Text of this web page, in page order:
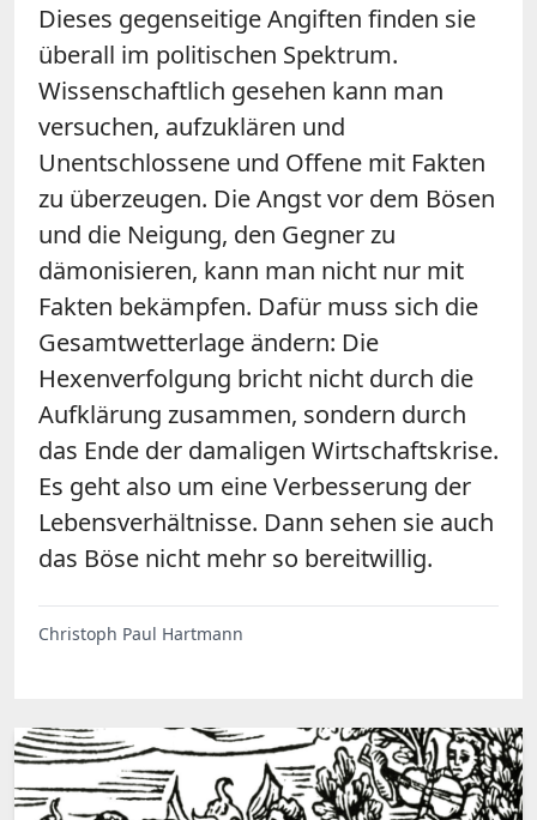
Dieses gegenseitige Angiften finden sie
überall im politischen Spektrum.
Wissenschaftlich gesehen kann man
versuchen, aufzuklären und
Unentschlossene und Offene mit Fakten
zu überzeugen. Die Angst vor dem Bösen
und die Neigung, den Gegner zu
dämonisieren, kann man nicht nur mit
Fakten bekämpfen. Dafür muss sich die
Gesamtwetterlage ändern: Die
Hexenverfolgung bricht nicht durch die
Aufklärung zusammen, sondern durch
das Ende der damaligen Wirtschaftskrise.
Es geht also um eine Verbesserung der
Lebensverhältnisse. Dann sehen sie auch
das Böse nicht mehr so bereitwillig.
Christoph Paul Hartmann